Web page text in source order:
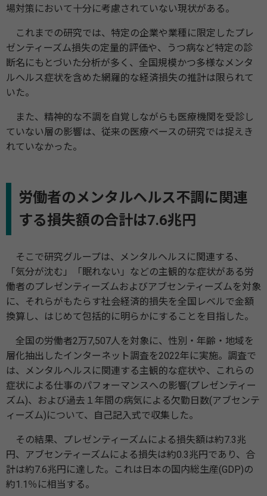
場対策において十分に考慮されていない現状がある。
これまでの研究では、特定の企業や業種に限定したプレ
ゼンティーズム損失の定量的評価や、うつ病など特定の診
断名にもとづいた分析が多く、全国規模かつ多様なメンタ
ルヘルス症状を含めた網羅的な経済損失の推計は限られて
いた。
また、精神的な不調を自覚しながらも医療機関を受診し
ていない層の影響は、従来の医療ベースの研究では捉えき
れていなかった。
労働者のメンタルヘルス不調に関連
する損失額の合計は7.6兆円
そこで研究グループは、メンタルヘルスに関連する、
「気分が沈む」「眠れない」などの主観的な症状がある労
働者のプレゼンティーズムおよびアブセンティーズムを対象
に、それらがもたらす社会経済的損失を全国レベルで金額
換算し、はじめて包括的に明らかにすることを目指した。
全国の労働者2万7,507人を対象に、性別・年齢・地域を
層化抽出したインターネット調査を2022年に実施。調査で
は、メンタルヘルスに関連する主観的な症状や、これらの
症状による仕事のパフォーマンスへの影響(プレゼンティー
ズム)、および過去１年間の病気による欠勤日数(アブセンテ
ィーズム)について、自己記入式で収集した。
その結果、プレゼンティーズムによる損失額は約7.3兆
円、アブセンティーズムによる損失は約0.3兆円であり、合
計は約7.6兆円に達した。これは日本の国内総生産(GDP)の
約1.1％に相当する。